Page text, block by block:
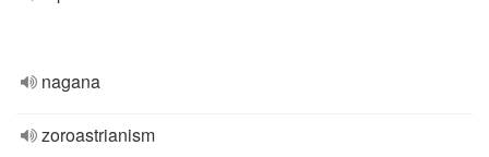
nagana
zoroastrianism